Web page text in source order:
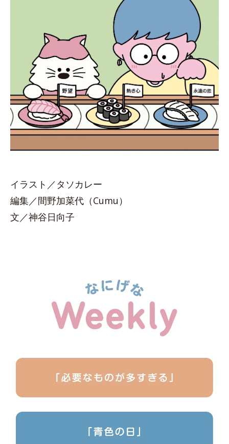
イラスト／タソカレー
編集／間野加菜代（Cumu）
文／神谷日向子